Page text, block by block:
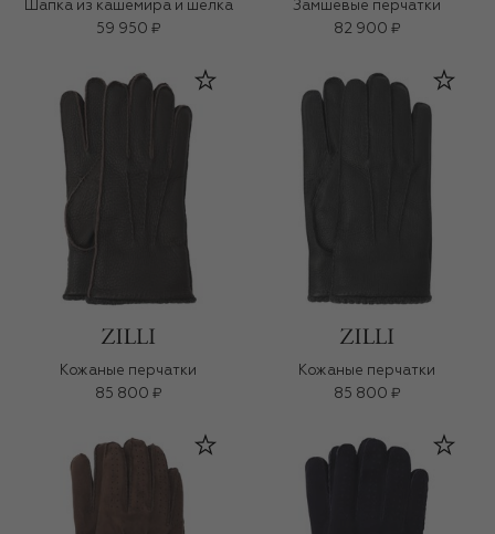
Шапка из кашемира и шелка
59 950 ₽
Замшевые перчатки
82 900 ₽
Кожаные перчатки
85 800 ₽
Кожаные перчатки
85 800 ₽